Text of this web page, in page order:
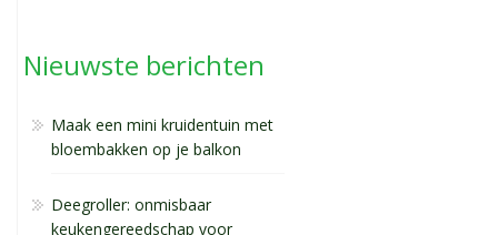
Nieuwste berichten
Maak een mini kruidentuin met
bloembakken op je balkon
Deegroller: onmisbaar